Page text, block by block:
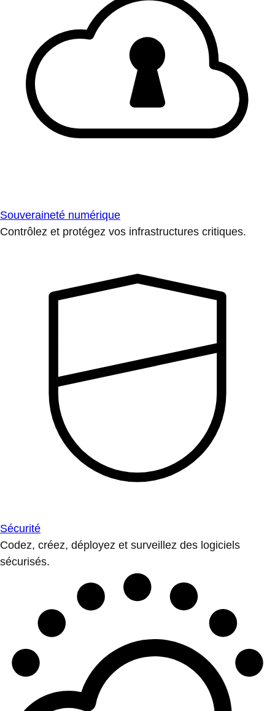
Souveraineté numérique
Contrôlez et protégez vos infrastructures critiques.
Sécurité
Codez, créez, déployez et surveillez des logiciels
sécurisés.